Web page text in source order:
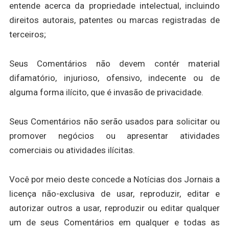
entende acerca da propriedade intelectual, incluindo
direitos autorais, patentes ou marcas registradas de
terceiros;
Seus Comentários não devem contér material
difamatório, injurioso, ofensivo, indecente ou de
alguma forma ilícito, que é invasão de privacidade.
Seus Comentários não serão usados para solicitar ou
promover negócios ou apresentar atividades
comerciais ou atividades ilícitas.
Você por meio deste concede a Notícias dos Jornais a
licença não-exclusiva de usar, reproduzir, editar e
autorizar outros a usar, reproduzir ou editar qualquer
um de seus Comentários em qualquer e todas as